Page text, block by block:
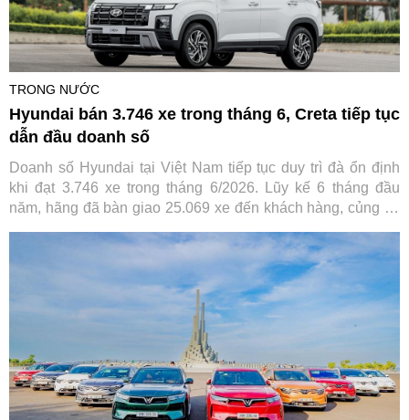
TRONG NƯỚC
Hyundai bán 3.746 xe trong tháng 6, Creta tiếp tục
dẫn đầu doanh số
Doanh số Hyundai tại Việt Nam tiếp tục duy trì đà ổn định
khi đạt 3.746 xe trong tháng 6/2026. Lũy kế 6 tháng đầu
năm, hãng đã bàn giao 25.069 xe đến khách hàng, củng cố